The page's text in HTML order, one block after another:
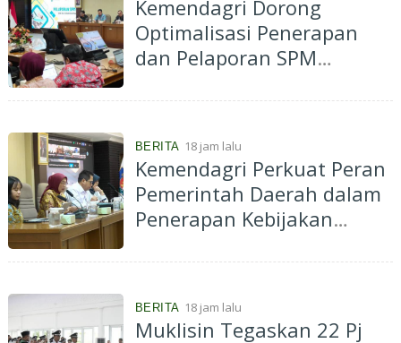
Kemendagri Dorong
Optimalisasi Penerapan
dan Pelaporan SPM
Selatan Tahun 2026
BERITA 18 jam lalu
Kemendagri Perkuat Peran
Pemerintah Daerah dalam
Penerapan Kebijakan
Transmigrasi
BERITA 18 jam lalu
Muklisin Tegaskan 22 Pj